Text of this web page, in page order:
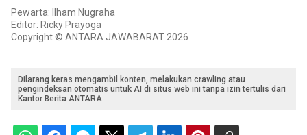
Pewarta: Ilham Nugraha
Editor: Ricky Prayoga
Copyright © ANTARA JAWABARAT 2026
Dilarang keras mengambil konten, melakukan crawling atau
pengindeksan otomatis untuk AI di situs web ini tanpa izin tertulis dari
Kantor Berita ANTARA.